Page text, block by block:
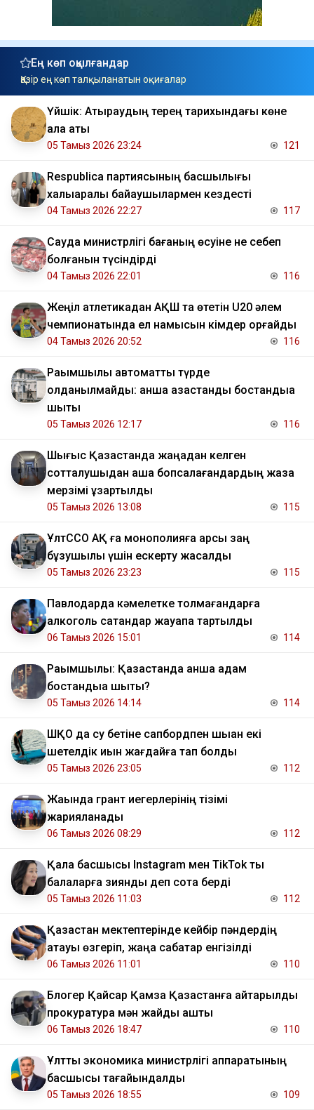
Ең көп оқылғандар
Қазір ең көп талқыланатын оқиғалар
Үйшік: Атыраудың терең тарихындағы көне
қала аты
05 Тамыз 2026 23:24 121
Respublica партиясының басшылығы
халықаралық байқаушылармен кездесті
04 Тамыз 2026 22:27 117
Сауда министрлігі бағаның өсуіне не себеп
болғанын түсіндірді
04 Тамыз 2026 22:01 116
Жеңіл атлетикадан АҚШ та өтетін U20 әлем
чемпионатында ел намысын кімдер қорғайды
04 Тамыз 2026 20:52 116
Рақымшылық автоматты түрде
қолданылмайды: қанша қазақстандық бостандыққа
шықты
05 Тамыз 2026 12:17 116
Шығыс Қазақстанда жаңадан келген
сотталушыдан ақша бопсалағандардың жаза
мерзімі ұзартылды
05 Тамыз 2026 13:08 115
ҰлтССО АҚ ға монополияға қарсы заң
бұзушылық үшін ескерту жасалды
05 Тамыз 2026 23:23 115
Павлодарда кәмелетке толмағандарға
алкоголь сатқандар жауапқа тартылды
06 Тамыз 2026 15:01 114
Рақымшылық: Қазақстанда қанша адам
бостандыққа шықты?
05 Тамыз 2026 14:14 114
ШҚО да су бетіне сапбордпен шыққан екі
шетелдік қиын жағдайға тап болды
05 Тамыз 2026 23:05 112
Жақында грант иегерлерінің тізімі
жарияланады
06 Тамыз 2026 08:29 112
Қала басшысы Instagram мен TikTok ты
балаларға зиянды деп сотқа берді
05 Тамыз 2026 11:03 112
Қазақстан мектептерінде кейбір пәндердің
атауы өзгеріп, жаңа сабақтар енгізілді
06 Тамыз 2026 11:01 110
Блогер Қайсар Қамза Қазақстанға қайтарылды
прокуратура мән жайды ашты
06 Тамыз 2026 18:47 110
Ұлттық экономика министрлігі аппаратының
басшысы тағайындалды
05 Тамыз 2026 18:55 109